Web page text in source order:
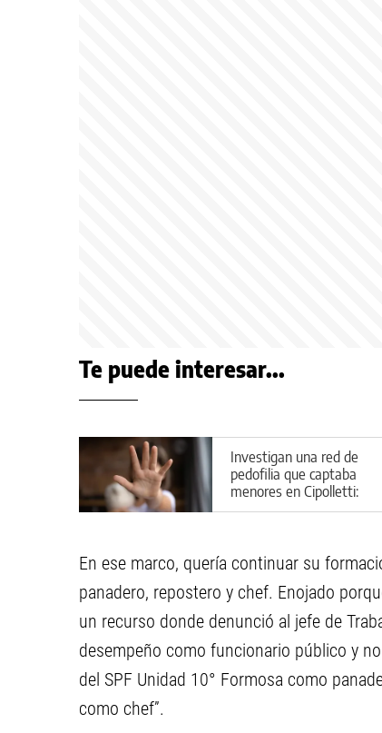
Te puede interesar...
Investigan una red de
pedofilia que captaba
menores en Cipolletti:
aberrantes detalles del
En ese marco, quería continuar su
panadero, repostero y chef. Enojado
un recurso donde denunció al jefe de
desempeño como funcionario público y
del SPF Unidad 10° Formosa como
como chef”.